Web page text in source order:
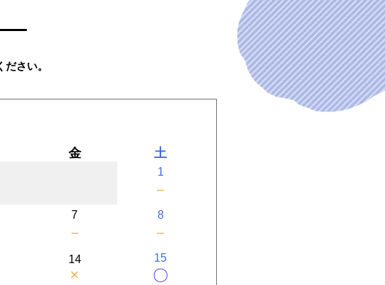
さい。
金 土
1
－
7
－
8
－
14
×
15
〇